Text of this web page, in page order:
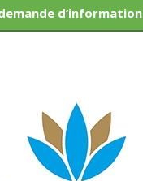
d’information